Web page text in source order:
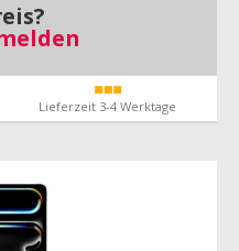
Lieferzeit 3-4 Werktage